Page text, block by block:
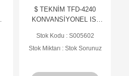
$ TEKNİM TFD-4240
KONVANSİYONEL ISI
SICAKLIK) (TABAN
HARİÇ)
Stok Kodu : S005602
Stok Miktarı : Stok Sorunuz